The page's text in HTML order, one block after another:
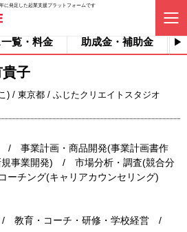
に発足した起業支援プラットフォームです
覧・料金 助成金・補助金
子
) / 東京都 / ふじたクリエイトスタジオ
/ 事業計画・商品開発(事業計画書作
事業開発) / 市場分析・調査(競合分
チング(キャリアカウンセリング)
/ 教育・コーチ・研修・学校経営 /